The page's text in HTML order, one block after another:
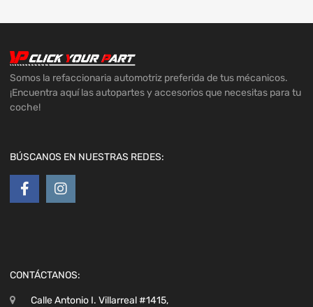
Somos la refaccionaria automotriz preferida de tus mécanicos.
¡Encuentra aquí las autopartes y accesorios que necesitas para tu
coche!
BÚSCANOS EN NUESTRAS REDES:
CONTÁCTANOS:
Calle Antonio I. Villarreal #1415,